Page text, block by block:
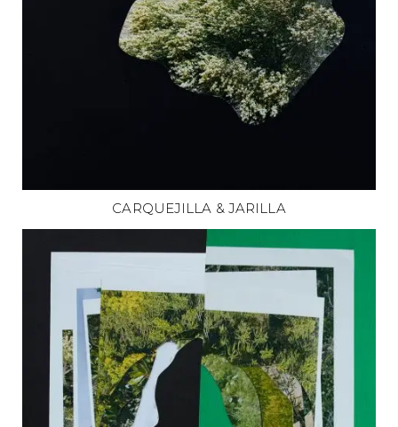
CARQUEJILLA & JARILLA